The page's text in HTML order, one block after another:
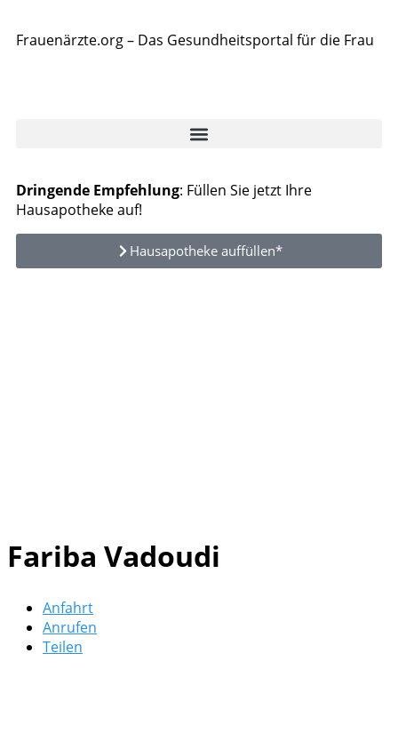
Frauenärzte.org – Das Gesundheitsportal für die Frau
Dringende Empfehlung: Füllen Sie jetzt Ihre
Hausapotheke auf!
Hausapotheke auffüllen*
Fariba Vadoudi
Anfahrt
Anrufen
Teilen